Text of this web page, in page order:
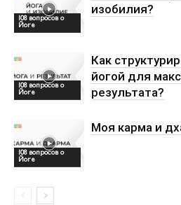
108 вопросов о
Йоге
изобилия?
108 вопросов о
Йоге
Как
йогой для
результата?
108 вопросов о
Йоге
Моя карма и